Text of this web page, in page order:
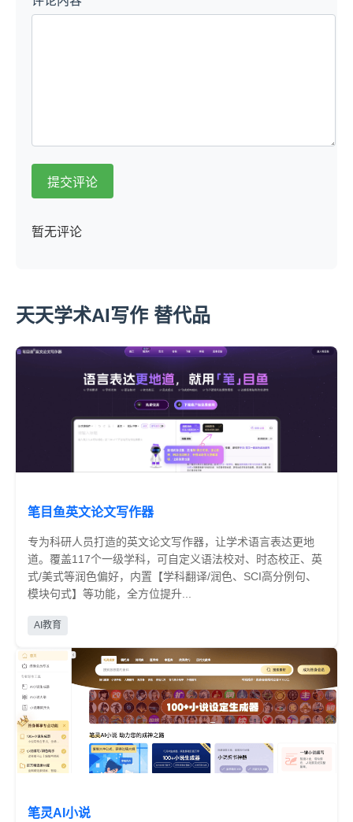
提交评论
暂无评论
天天学术AI写作 替代品
笔目鱼英文论文写作器
专为科研人员打造的英文论文写作器，让学术语言表达更地
道。覆盖117个一级学科，可自定义语法校对、时态校正、英
式/美式等润色偏好，内置【学科翻译/润色、SCI高分例句、
模块句式】等功能，全方位提升...
AI教育
笔灵AI小说